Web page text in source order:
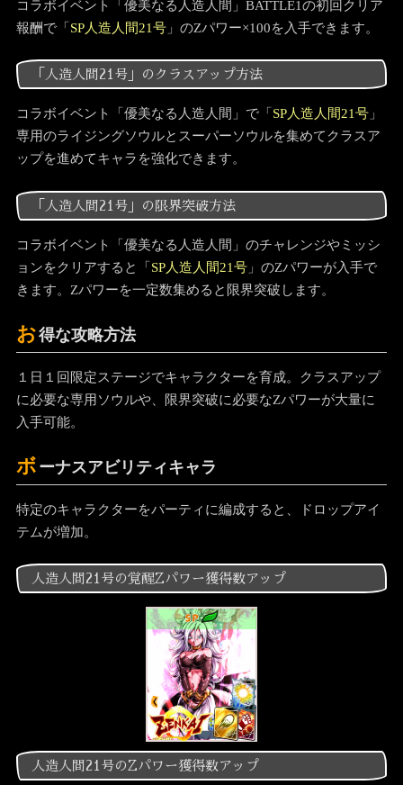
コラボイベント「優美なる人造人間」BATTLE1の初回クリア
報酬で「 SP人造人間21号」のZパワー×100を入手できます。
「人造人間21号」のクラスアップ方法
コラボイベント「優美なる人造人間」で「 SP人造人間21号」
専用のライジングソウルとスーパーソウルを集めてクラスア
ップを進めてキャラを強化できます。
「人造人間21号」の限界突破方法
コラボイベント「優美なる人造人間」のチャレンジやミッシ
ョンをクリアすると「 SP人造人間21号」のZパワーが入手で
きます。Zパワーを一定数集めると限界突破します。
お得な攻略方法
１日１回限定ステージでキャラクターを育成。クラスアップ
に必要な専用ソウルや、限界突破に必要なZパワーが大量に
入手可能。
ボ ーナスアビリティキャラ
特定のキャラクターをパーティに編成すると、ドロップアイ
テムが増加。
人造人間21号の覚醒Zパワー獲得数アップ
SP
人造人間21号のZパワー獲得数アップ